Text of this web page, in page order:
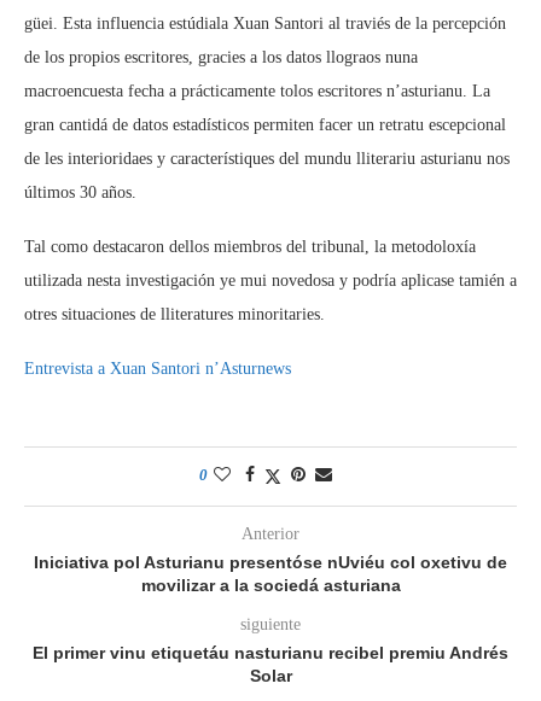
güei. Esta influencia estúdiala Xuan Santori al traviés de la percepción
de los propios escritores, gracies a los datos llograos nuna
macroencuesta fecha a prácticamente tolos escritores n’asturianu. La
gran cantidá de datos estadísticos permiten facer un retratu escepcional
de les interioridaes y característiques del mundu lliterariu asturianu nos
últimos 30 años.
Tal como destacaron dellos miembros del tribunal, la metodoloxía
utilizada nesta investigación ye mui novedosa y podría aplicase tamién a
otres situaciones de lliteratures minoritaries.
Entrevista a Xuan Santori n’Asturnews
0
Anterior
Iniciativa pol Asturianu presentóse nUviéu col oxetivu de
movilizar a la sociedá asturiana
siguiente
El primer vinu etiquetáu nasturianu recibel premiu Andrés
Solar